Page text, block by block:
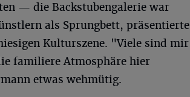
— die Backstubengalerie war
als Sprungbett, präsentierte
Kulturszene. "Viele sind mir
familiere Atmosphäre hier
etwas wehmütig.